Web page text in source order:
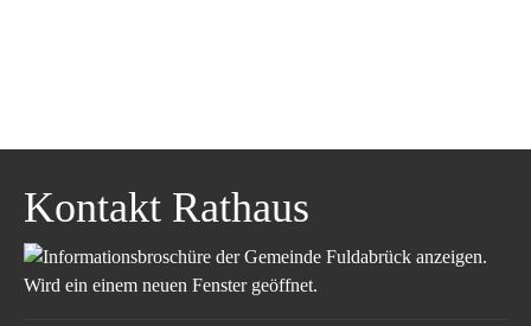
Kontakt Rathaus